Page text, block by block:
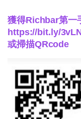
獲得Richbar第一
https://bit.ly/
或掃描QRcode